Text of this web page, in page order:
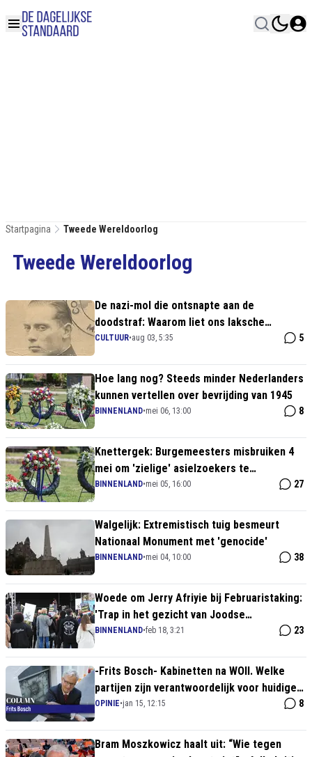
Startpagina Tweede Wereldoorlog
Tweede Wereldoorlog
De nazi-mol die ontsnapte aan de
doodstraf: Waarom liet ons laksche
systeem deze verrader spoorloos
CULTUUR•aug 03, 5:35 5
Hoe lang nog? Steeds minder Nederlanders
kunnen vertellen over bevrijding van 1945
BINNENLAND•mei 06, 13:00 8
Knettergek: Burgemeesters misbruiken 4
mei om 'zielige' asielzoekers te
beschermen
BINNENLAND•mei 05, 16:00 27
Walgelijk: Extremistisch tuig besmeurt
Nationaal Monument met 'genocide'
BINNENLAND•mei 04, 10:00 38
Woede om Jerry Afriyie bij Februaristaking:
'Trap in het gezicht van Joodse
gemeenschap'
BINNENLAND•feb 18, 3:21 23
-Frits Bosch- Kabinetten na WOII. Welke
partijen zijn verantwoordelijk voor huidige
situatie van Nederland
OPINIE•jan 15, 12:15 8
Bram Moszkowicz haalt uit: “Wie tegen